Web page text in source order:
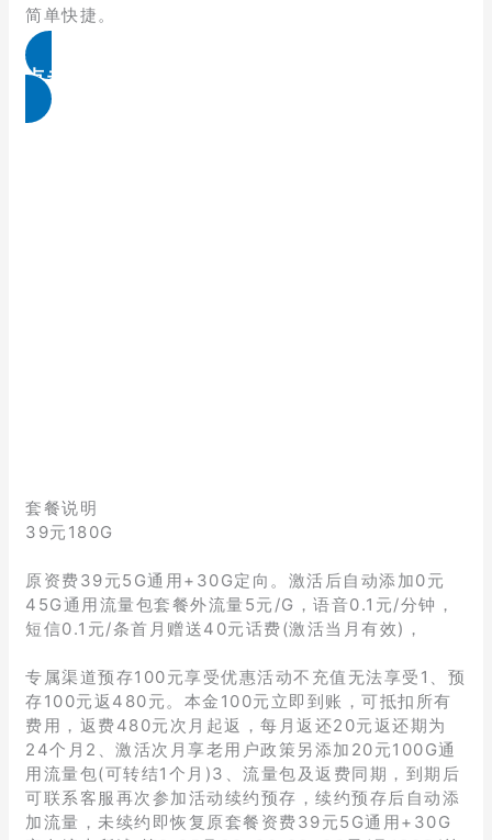
简单快捷。
点击免费领取
套餐说明
39元180G
原资费39元5G通用+30G定向。激活后自动添加0元
45G通用流量包套餐外流量5元/G，语音0.1元/分钟，
短信0.1元/条首月赠送40元话费(激活当月有效)，
专属渠道预存100元享受优惠活动不充值无法享受1、预
存100元返480元。本金100元立即到账，可抵扣所有
费用，返费480元次月起返，每月返还20元返还期为
24个月2、激活次月享老用户政策另添加20元100G通
用流量包(可转结1个月)3、流量包及返费同期，到期后
可联系客服再次参加活动续约预存，续约预存后自动添
加流量，未续约即恢复原套餐资费39元5G通用+30G